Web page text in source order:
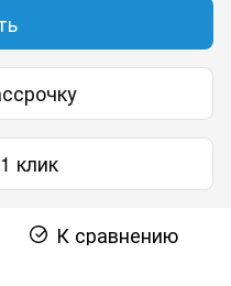
клик
К сравнению